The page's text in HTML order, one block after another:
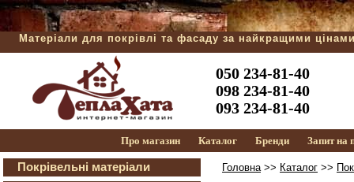
Матеріали для покрівлі та фасаду за найкращими
050 234-81-40
098 234-81-40
093 234-81-40
Про магазин Каталог Бренди Запит на
Покрівельні матеріали
Головна>> Каталог >>